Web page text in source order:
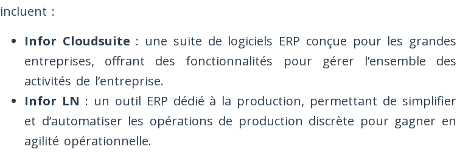
incluent :
Infor Cloudsuite : une suite de logiciels ERP conçue pour les grandes
entreprises, offrant des fonctionnalités pour gérer l’ensemble des
activités de l’entreprise.
Infor LN : un outil ERP dédié à la production, permettant de simplifier
et d’automatiser les opérations de production discrète pour gagner en
agilité opérationnelle.